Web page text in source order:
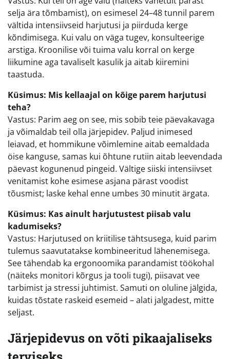
selja ära tõmbamist), on esimesel 24–48 tunnil parem
vältida intensiivseid harjutusi ja piirduda kerge
kõndimisega. Kui valu on väga tugev, konsulteerige
arstiga. Kroonilise või tuima valu korral on kerge
liikumine aga tavaliselt kasulik ja aitab kiiremini
taastuda.
Küsimus: Mis kellaajal on kõige parem harjutusi
teha?
Vastus: Parim aeg on see, mis sobib teie päevakavaga
ja võimaldab teil olla järjepidev. Paljud inimesed
leiavad, et hommikune võimlemine aitab eemaldada
öise kanguse, samas kui õhtune rutiin aitab leevendada
päevast kogunenud pingeid. Vältige siiski intensiivset
venitamist kohe esimese asjana pärast voodist
tõusmist; laske kehal enne umbes 30 minutit ärgata.
Küsimus: Kas ainult harjutustest piisab valu
kadumiseks?
Vastus: Harjutused on kriitilise tähtsusega, kuid parim
tulemus saavutatakse kombineeritud lähenemisega.
See tähendab ka ergonoomika parandamist töökohal
(näiteks monitori kõrgus ja tooli tugi), piisavat vee
tarbimist ja stressi juhtimist. Samuti on oluline jälgida,
kuidas tõstate raskeid esemeid – alati jalgadest, mitte
seljast.
Järjepidevus on võti pikaajaliseks